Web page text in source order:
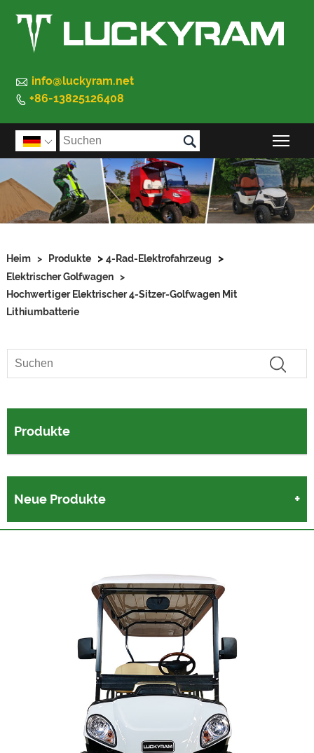
 info@luckyram.net
 +86-13825126408
 
Heim > Produkte > 4-Rad-Elektrofahrzeug >
Elektrischer Golfwagen >
Hochwertiger Elektrischer 4-Sitzer-Golfwagen Mit
Lithiumbatterie
Produkte
Neue Produkte